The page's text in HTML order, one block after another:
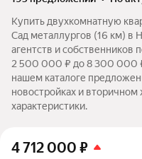
Купить двухкомнатную
Сад металлургов (16 км) в
агентств и собственников
2 500 000 ₽ до 8 300 000
нашем каталоге
новостройках и
характеристики.
4 712 000 ₽